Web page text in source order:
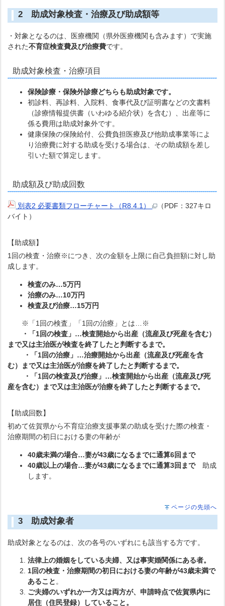
2 助成対象検査・治療及び助成額等
・対象となるのは、医療機関（県外医療機関も含みます）で実施
された不育症検査費及び治療費です。
助成対象検査・治療項目
保険診療・保険外診療どちらも助成対象です。
初診料、再診料、入院料、食事代及び証明書などの文書料
（診療情報提供書（いわゆる紹介状）を含む）、出産等に
係る費用は助成対象外です。
健康保険の保険給付、公費負担医療及び他助成事業等によ
り治療費に対する助成を受ける場合は、その助成額を差し
引いた額で算定します。
助成額及び助成回数
別表2 必要書類フローチャート（R8.4.1）
（PDF：327キロ
バイト）
【助成額】
1回の検査・治療※につき、次の金額を上限に自己負担額に対し助
成します。
検査のみ…5万円
治療のみ…10万円
検査及び治療…15万円
※「1回の検査」「1回の治療」とは…※
・「1回の検査」…検査開始から出産（流産及び死産を含む）
まで又は主治医が検査を終了したと判断するまで。
・「1回の治療」…治療開始から出産（流産及び死産を含
む）まで又は主治医が治療を終了したと判断するまで。
・「1回の検査及び治療」…検査開始から出産（流産及び死
産を含む）まで又は主治医が治療を終了したと判断するまで。
【助成回数】
初めて佐賀県から不育症治療支援事業の助成を受けた際の検査・
治療期間の初日における妻の年齢が
40歳未満の場合…妻が43歳になるまでに通算6回まで
40歳以上の場合…妻が43歳になるまでに通算3回まで助成
します。
ページの先頭へ
3 助成対象者
助成対象となるのは、次の各号のいずれにも該当する方です。
法律上の婚姻をしている夫婦、又は事実婚関係にある者。
1回の検査・治療期間の初日における妻の年齢が43歳未満で
あること。
ご夫婦のいずれか一方又は両方が、申請時点で佐賀県内に
居住（住民登録）していること。